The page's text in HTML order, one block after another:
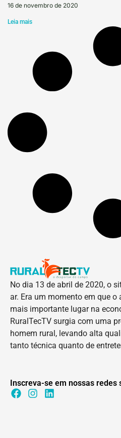
16 de novembro de 2020
Leia mais
No dia 13 de abril de 2020, o
ar. Era um momento em que
mais importante lugar na
RuralTecTV surgia com uma
homem rural, levando alta
tanto técnica quanto de
Inscreva-se em nossas redes